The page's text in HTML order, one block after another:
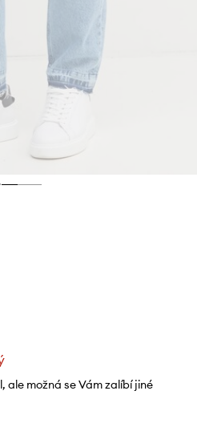
ale možná se Vám zalíbí jiné